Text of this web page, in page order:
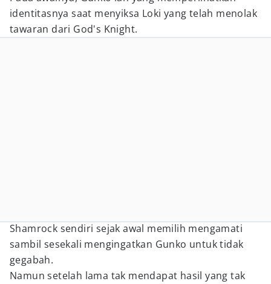
identitasnya saat menyiksa Loki yang telah menolak
tawaran dari God's Knight.
Shamrock sendiri sejak awal memilih mengamati
sambil sesekali mengingatkan Gunko untuk tidak
gegabah.
Namun setelah lama tak mendapat hasil yang tak